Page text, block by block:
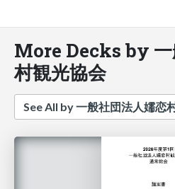
More Decks by 一
村観光協会
See All by 一般社団法人嬬恋